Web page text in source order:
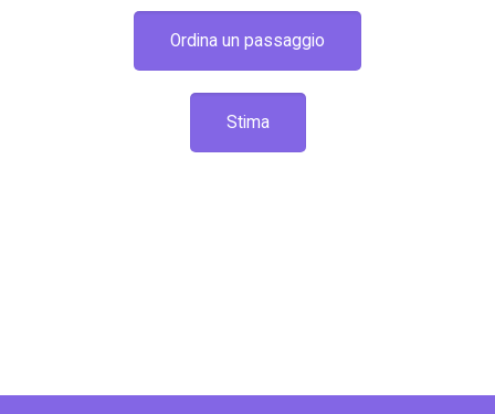
Ordina un passaggio
Stima